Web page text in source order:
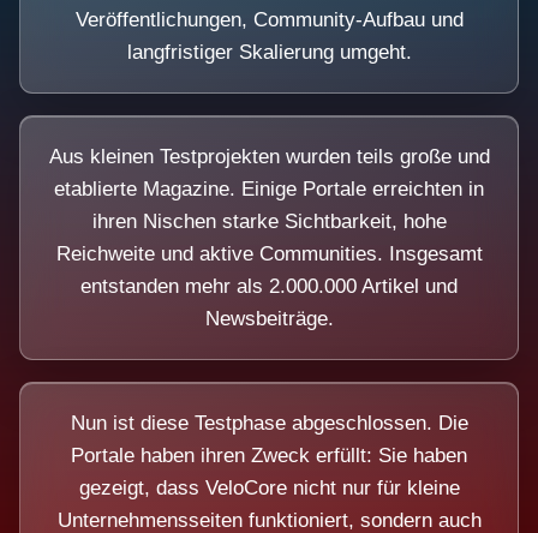
Veröffentlichungen, Community-Aufbau und
langfristiger Skalierung umgeht.
Aus kleinen Testprojekten wurden teils große und
etablierte Magazine. Einige Portale erreichten in
ihren Nischen starke Sichtbarkeit, hohe
Reichweite und aktive Communities. Insgesamt
entstanden mehr als 2.000.000 Artikel und
Newsbeiträge.
Nun ist diese Testphase abgeschlossen. Die
Portale haben ihren Zweck erfüllt: Sie haben
gezeigt, dass VeloCore nicht nur für kleine
Unternehmensseiten funktioniert, sondern auch